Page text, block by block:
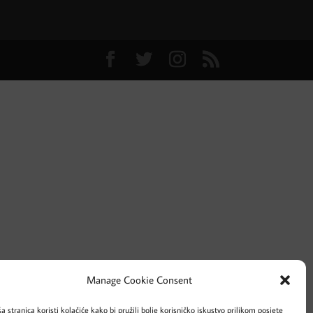
Manage Cookie Consent
stranica koristi kolačiće kako bi pružili bolje korisničko iskustvo prilikom posjete